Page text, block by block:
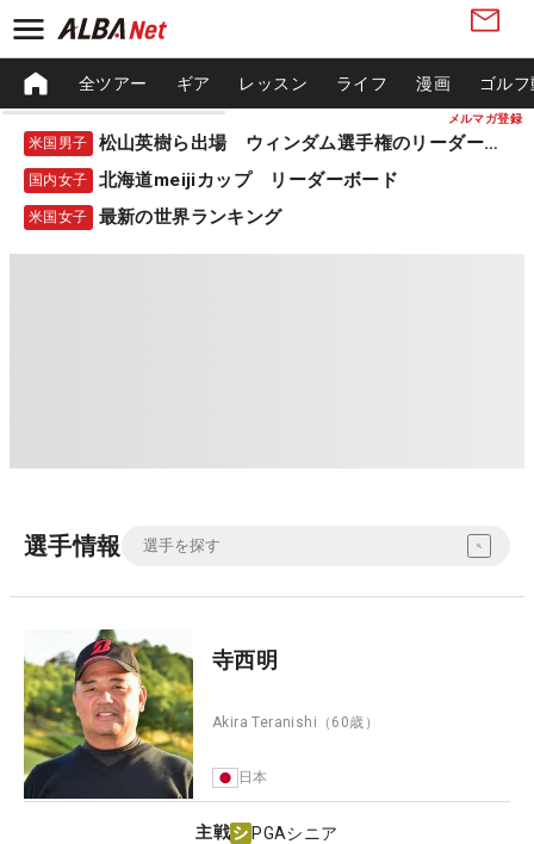
メルマガ登録
全ツアー ギア レッスン ライフ 漫画 ゴル
米国男子 松山英樹ら出場 ウィンダム選手権のリーダーボード
国内女子 北海道meijiカップ リーダーボード
米国女子 最新の世界ランキング
選手情報
寺西明
Akira Teranishi （60歳）
日本
主戦 PGAシニア